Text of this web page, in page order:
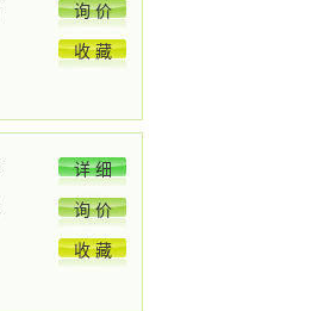
询 价
收 藏
详 细
询 价
收 藏